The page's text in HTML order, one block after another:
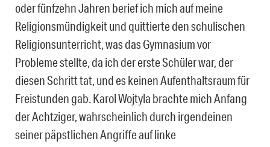
oder fünfzehn Jahren berief ich mich auf meine
Religionsmündigkeit und quittierte den schulischen
Religionsunterricht, was das Gymnasium vor
Probleme stellte, da ich der erste Schüler war, der
diesen Schritt tat, und es keinen Aufenthaltsraum für
Freistunden gab. Karol Wojtyla brachte mich Anfang
der Achtziger, wahrscheinlich durch irgendeinen
seiner päpstlichen Angriffe auf linke